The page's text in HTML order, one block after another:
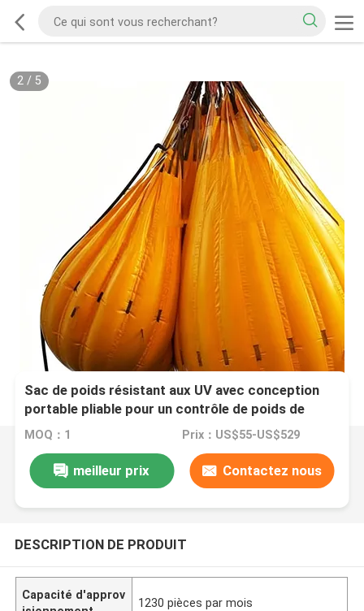
2/ 5
Sac de poids résistant aux UV avec conception
portable pliable pour un contrôle de poids de
haute précision
MOQ：1 Prix：US$55-US$529
meilleur prix Contactez nous
DESCRIPTION DE PRODUIT
Capacité d'approv
1230 pièces par mois